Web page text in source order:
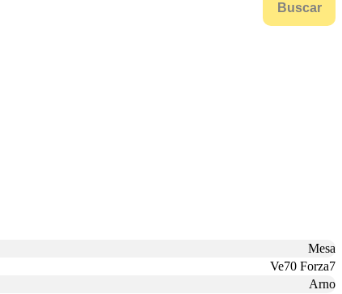
Buscar
Mesa
Ve70 Forza7
Arno